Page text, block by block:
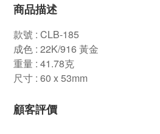
商品描述
款號 : CLB-185
成色 : 22K/916 黃金
重量 : 41.78克
尺寸 : 60 x 53mm
顧客評價